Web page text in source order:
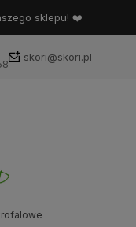
sklepu! ❤️
skori@skori.pl